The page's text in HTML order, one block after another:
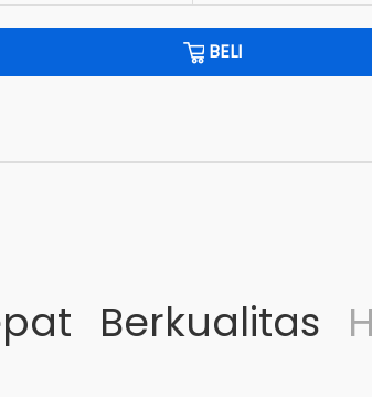
BELI
Berkualitas